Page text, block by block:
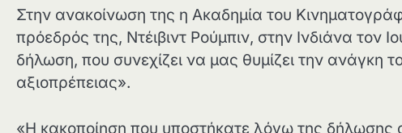
Στην ανακοίνωση της η Ακαδημία του
πρόεδρός της, Ντέιβιντ Ρούμπιν, στην Ινδιάνα τον
δήλωση, που συνεχίζει να μας θυμίζει την ανάγκη
αξιοπρέπειας».
«Η κακοποίηση που υποστήκατε λόγω της δήλωσης